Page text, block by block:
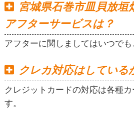
宮城県石巻市皿貝放垣
アフターサービスは？
アフターに関しましてはいつでも
クレカ対応はしている
クレジットカードの対応は各種
す。